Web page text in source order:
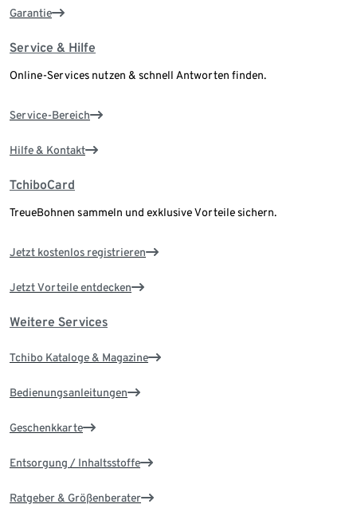
Garantie
Service & Hilfe
Online-Services nutzen & schnell Antworten finden.
Service-Bereich
Hilfe & Kontakt
TchiboCard
TreueBohnen sammeln und exklusive Vorteile sichern.
Jetzt kostenlos registrieren
Jetzt Vorteile entdecken
Weitere Services
Tchibo Kataloge & Magazine
Bedienungsanleitungen
Geschenkkarte
Entsorgung / Inhaltsstoffe
Ratgeber & Größenberater